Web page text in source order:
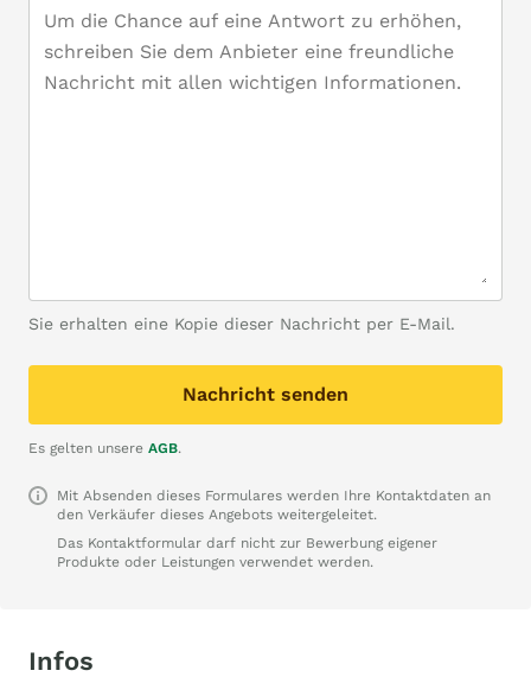
Sie erhalten eine Kopie dieser Nachricht per E-Mail.
Nachricht senden
Es gelten unsere AGB.
Mit Absenden dieses Formulares werden Ihre Kontaktdaten an
den Verkäufer dieses Angebots weitergeleitet.
Das Kontaktformular darf nicht zur Bewerbung eigener
Produkte oder Leistungen verwendet werden.
Infos